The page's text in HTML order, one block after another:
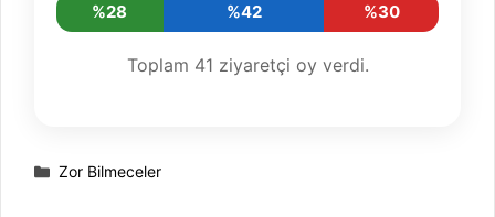
%28 %42 %30
Toplam 41 ziyaretçi oy verdi.
Kategoriler
Zor Bilmeceler